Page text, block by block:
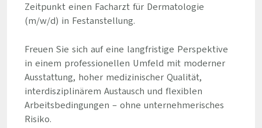
Zeitpunkt einen Facharzt für Dermatologie
(m/w/d) in Festanstellung.
Freuen Sie sich auf eine langfristige Perspektive
in einem professionellen Umfeld mit moderner
Ausstattung, hoher medizinischer Qualität,
interdisziplinärem Austausch und flexiblen
Arbeitsbedingungen – ohne unternehmerisches
Risiko.